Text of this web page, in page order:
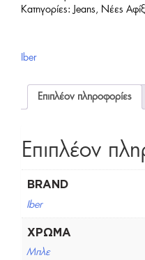
Κατηγορίες:
Jeans , Νέες
Iber
Επιπλέον πληροφορίες
Επιπλέον
BRAND
Iber
ΧΡΏΜΑ
Μπλε